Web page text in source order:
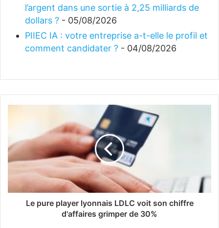
l’argent dans une sortie à 2,25 milliards de
dollars ? - 05/08/2026
PIIEC IA : votre entreprise a-t-elle le profil et
comment candidater ? - 04/08/2026
Le pure player lyonnais LDLC voit son chiffre
d'affaires grimper de 30%